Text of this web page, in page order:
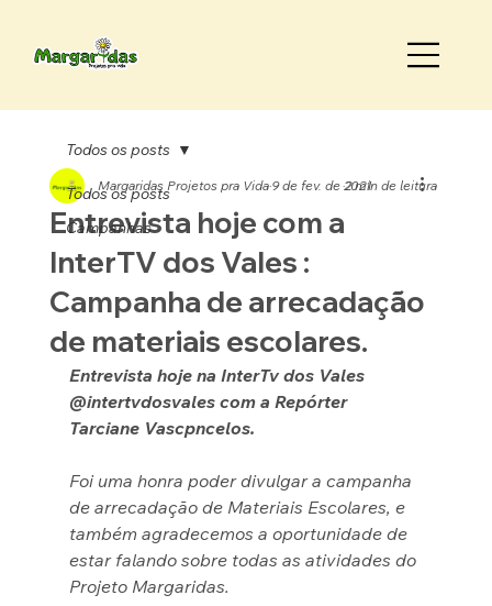
Todos os posts
Campanhas
Todos os posts
Entrevista hoje com a
InterTV dos Vales :
Campanha de arrecadação
de materiais escolares.
Margaridas Projetos pra Vida9 de fev. de 20212 min de leitura
Entrevista hoje na InterTv dos Vales
@intertvdosvales com a Repórter
Tarciane Vascpncelos.
Foi uma honra poder divulgar a campanha
de arrecadação de Materiais Escolares, e
também agradecemos a oportunidade de
estar falando sobre todas as atividades do
Projeto Margaridas.